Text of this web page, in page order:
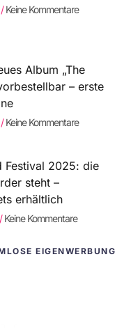
Keine Kommentare
Album „The
– erste
Keine Kommentare
Festival 2025: die
steht –
erhältlich
Keine Kommentare
EIGENWERBUNG